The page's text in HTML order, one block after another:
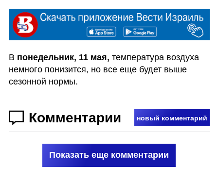
В понедельник, 11 мая, температура воздуха
немного понизится, но все еще будет выше
сезонной нормы.
Комментарии новый комментарий
Показать еще комментарии